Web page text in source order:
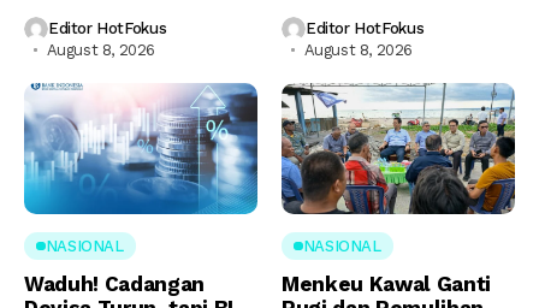
Editor HotFokus
August 8, 2026
Editor HotFokus
August 8, 2026
NASIONAL
Waduh! Cadangan
NASIONAL
Menkeu Kawal Ganti